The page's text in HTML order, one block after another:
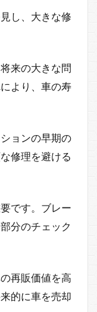
し、大きな修
来の大きな問
より、車の寿
ョンの早期の
修理を避ける
です。ブレー
分のチェック
再販価値を高
的に車を売却